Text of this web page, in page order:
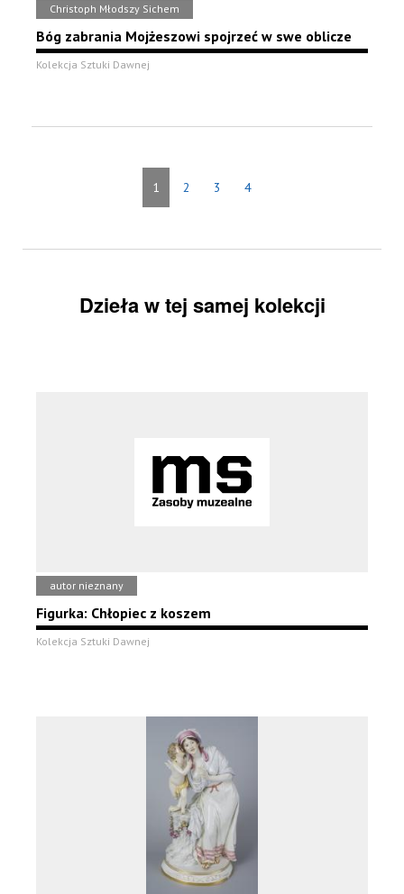
Christoph Młodszy Sichem
Bóg zabrania Mojżeszowi spojrzeć w swe oblicze
Kolekcja Sztuki Dawnej
1 2 3 4
Dzieła w tej samej kolekcji
autor nieznany
Figurka: Chłopiec z koszem
Kolekcja Sztuki Dawnej